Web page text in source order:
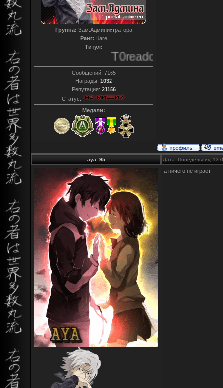
Группа: Зам.Администратора
Ранг: Каге
Титул:
T0reador xD
Сообщений: 7165
Награды: 1032
Репутация: 21156
Статус:
Медали:
aya_95 Дата: Понедельник,
а ничего не играет